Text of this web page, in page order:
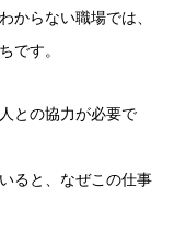
からない職場では、
です。
との協力が必要で
ると、なぜこの仕事